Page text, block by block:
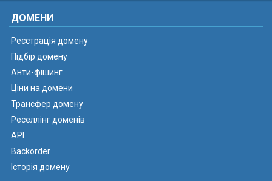
ДОМЕНИ
Реєстрація домену
Підбір домену
Анти-фішинг
Ціни на домени
Трансфер домену
Реселлінг доменів
API
Backorder
Історія домену